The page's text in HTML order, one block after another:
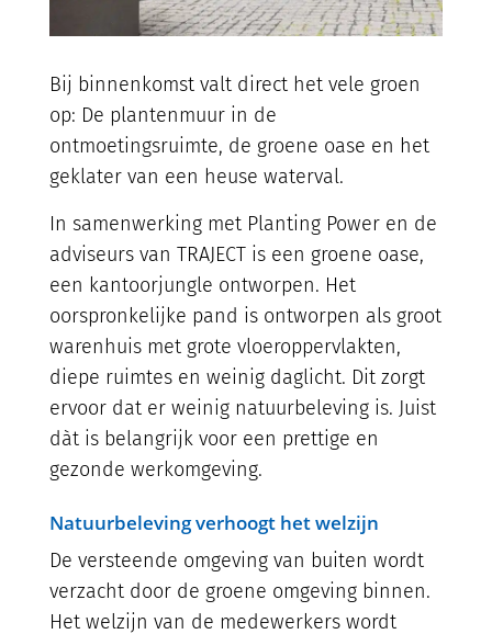
Bij binnenkomst valt direct het vele groen
op: De plantenmuur in de
ontmoetingsruimte, de groene oase en het
geklater van een heuse waterval.
In samenwerking met Planting Power en de
adviseurs van TRAJECT is een groene oase,
een kantoorjungle ontworpen. Het
oorspronkelijke pand is ontworpen als groot
warenhuis met grote vloeroppervlakten,
diepe ruimtes en weinig daglicht. Dit zorgt
ervoor dat er weinig natuurbeleving is. Juist
dàt is belangrijk voor een prettige en
gezonde werkomgeving.
Natuurbeleving verhoogt het welzijn
De versteende omgeving van buiten wordt
verzacht door de groene omgeving binnen.
Het welzijn van de medewerkers wordt